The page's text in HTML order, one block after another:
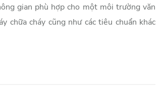
gian phù hợp cho một môi trường văn
chữa cháy cũng như các tiêu chuẩn khác